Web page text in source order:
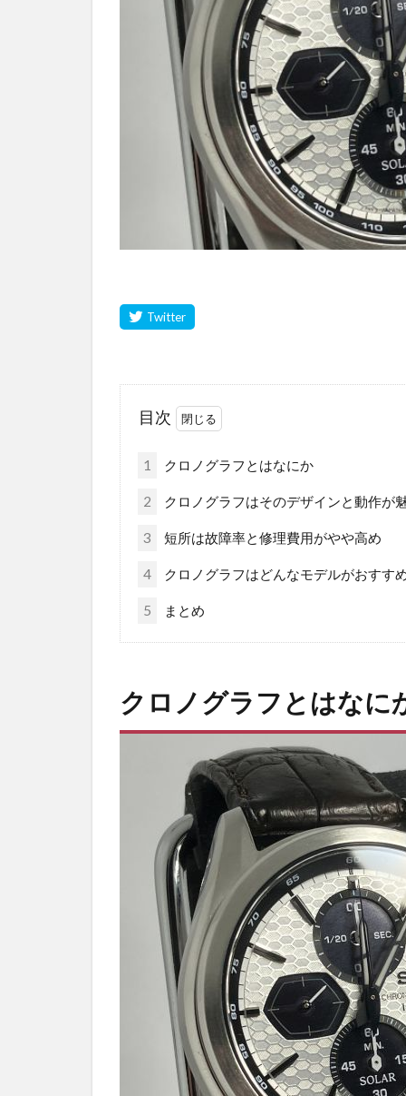
目次
1 クロノグラフとはなにか
2 クロノグラフはそのデザインと動作が
3 短所は故障率と修理費用がやや高め
4 クロノグラフはどんなモデルがおすす
5 まとめ
クロノグラフとはなに